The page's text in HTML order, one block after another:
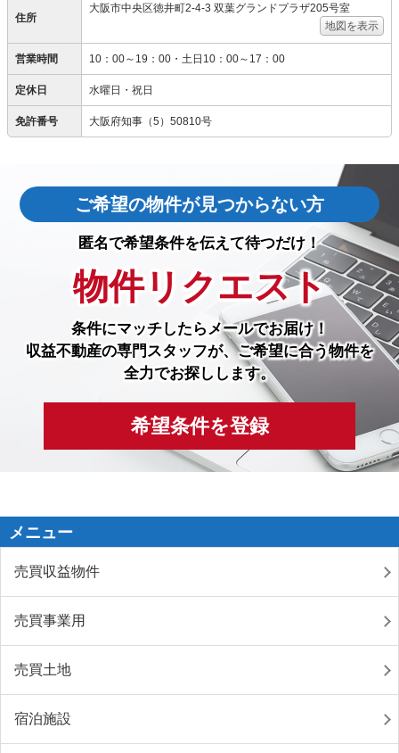
住所
大阪市中央区徳井町2-4-3 双葉グランドプラザ205号室
地図を表示
営業時間 10：00～19：00・土日10：00～17：00
定休日 水曜日・祝日
免許番号 大阪府知事（5）50810号
ご希望の物件が見つからない方
匿名で希望条件を伝えて待つだけ！
物件リクエスト
条件にマッチしたら メールでお届け！
収益不動産の専門スタッフが、ご希望に合う物件を
全力でお探しします。
希望条件を登録
メニュー
売買収益物件
売買事業用
売買土地
宿泊施設